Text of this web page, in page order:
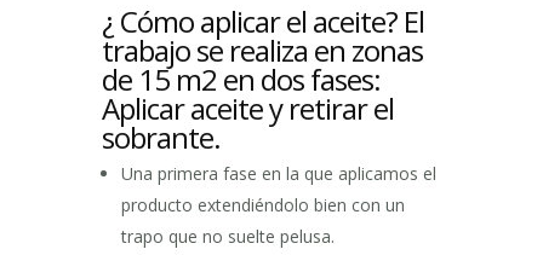
¿ Cómo aplicar el aceite? El
trabajo se realiza en zonas
de 15 m2 en dos fases:
Aplicar aceite y retirar el
sobrante.
Una primera fase en la que aplicamos el
producto extendiéndolo bien con un
trapo que no suelte pelusa.